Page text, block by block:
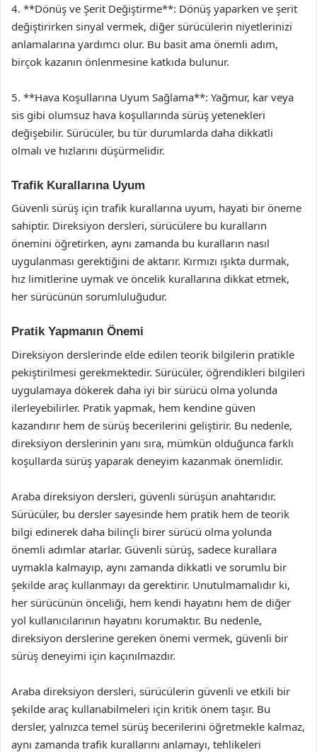
4. **Dönüş ve Şerit Değiştirme**: Dönüş yaparken ve şerit
değiştirirken sinyal vermek, diğer sürücülerin niyetlerinizi
anlamalarına yardımcı olur. Bu basit ama önemli adım,
birçok kazanın önlenmesine katkıda bulunur.
5. **Hava Koşullarına Uyum Sağlama**: Yağmur, kar veya
sis gibi olumsuz hava koşullarında sürüş yetenekleri
değişebilir. Sürücüler, bu tür durumlarda daha dikkatli
olmalı ve hızlarını düşürmelidir.
Trafik Kurallarına Uyum
Güvenli sürüş için trafik kurallarına uyum, hayati bir öneme
sahiptir. Direksiyon dersleri, sürücülere bu kuralların
önemini öğretirken, aynı zamanda bu kuralların nasıl
uygulanması gerektiğini de aktarır. Kırmızı ışıkta durmak,
hız limitlerine uymak ve öncelik kurallarına dikkat etmek,
her sürücünün sorumluluğudur.
Pratik Yapmanın Önemi
Direksiyon derslerinde elde edilen teorik bilgilerin pratikle
pekiştirilmesi gerekmektedir. Sürücüler, öğrendikleri bilgileri
uygulamaya dökerek daha iyi bir sürücü olma yolunda
ilerleyebilirler. Pratik yapmak, hem kendine güven
kazandırır hem de sürüş becerilerini geliştirir. Bu nedenle,
direksiyon derslerinin yanı sıra, mümkün olduğunca farklı
koşullarda sürüş yaparak deneyim kazanmak önemlidir.
Araba direksiyon dersleri, güvenli sürüşün anahtarıdır.
Sürücüler, bu dersler sayesinde hem pratik hem de teorik
bilgi edinerek daha bilinçli birer sürücü olma yolunda
önemli adımlar atarlar. Güvenli sürüş, sadece kurallara
uymakla kalmayıp, aynı zamanda dikkatli ve sorumlu bir
şekilde araç kullanmayı da gerektirir. Unutulmamalıdır ki,
her sürücünün önceliği, hem kendi hayatını hem de diğer
yol kullanıcılarının hayatını korumaktır. Bu nedenle,
direksiyon derslerine gereken önemi vermek, güvenli bir
sürüş deneyimi için kaçınılmazdır.
Araba direksiyon dersleri, sürücülerin güvenli ve etkili bir
şekilde araç kullanabilmeleri için kritik önem taşır. Bu
dersler, yalnızca temel sürüş becerilerini öğretmekle kalmaz,
aynı zamanda trafik kurallarını anlamayı, tehlikeleri